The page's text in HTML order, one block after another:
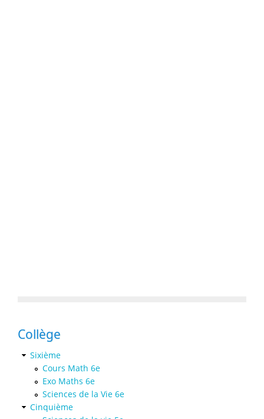
Collège
Sixième
Cours Math 6e
Exo Maths 6e
Sciences de la Vie 6e
Cinquième